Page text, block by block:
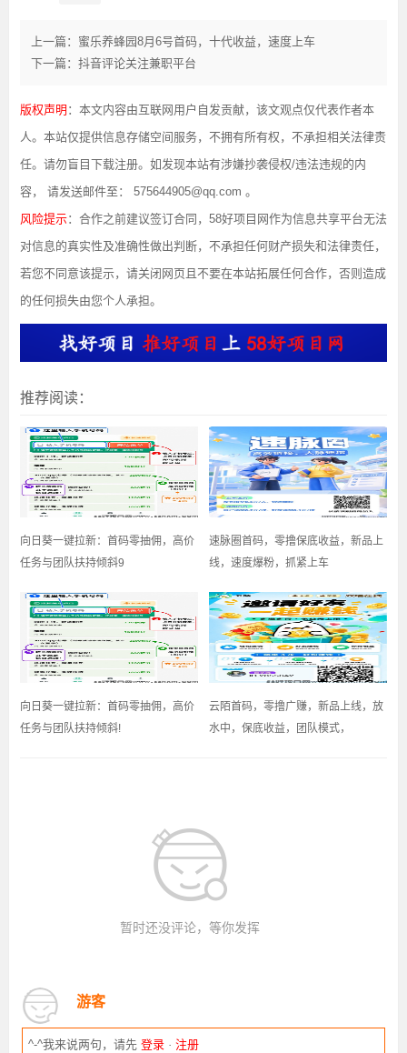
上一篇：蜜乐养蜂园8月6号首码，十代收益，速度上车
下一篇：抖音评论关注兼职平台
版权声明 ：本文内容由互联网用户自发贡献，该文观点仅代表作者本
人。本站仅提供信息存储空间服务，不拥有所有权，不承担相关法律责
任。请勿盲目下载注册。如发现本站有涉嫌抄袭侵权/违法违规的内
容， 请发送邮件至： 575644905@qq.com 。
风险提示：合作之前建议签订合同，58好项目网作为信息共享平台无法
对信息的真实性及准确性做出判断，不承担任何财产损失和法律责任，
若您不同意该提示，请关闭网页且不要在本站拓展任何合作，否则造成
的任何损失由您个人承担。
推荐阅读：
​向日葵一键拉新：首码零抽佣，高价
任务与团队扶持倾斜9
速脉圈首码，零撸保底收益，新品上
线，速度爆粉，抓紧上车
向日葵一键拉新：首码零抽佣，高价
任务与团队扶持倾斜!
云陌首码，零撸广赚，新品上线，放
水中，保底收益，团队模式，
暂时还没评论，等你发挥
游客
^-^我来说两句，请先登录 · 注册